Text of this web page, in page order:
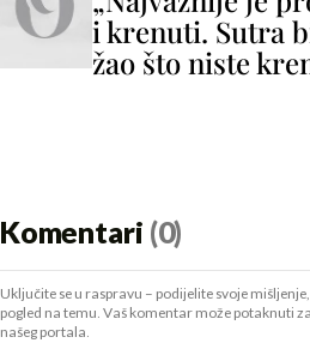
i krenuti. Sutra
žao što niste
Komentari (0)
Uključite se u raspravu – podijelite svoje
pogled na temu. Vaš komentar može potaknuti
našeg portala.